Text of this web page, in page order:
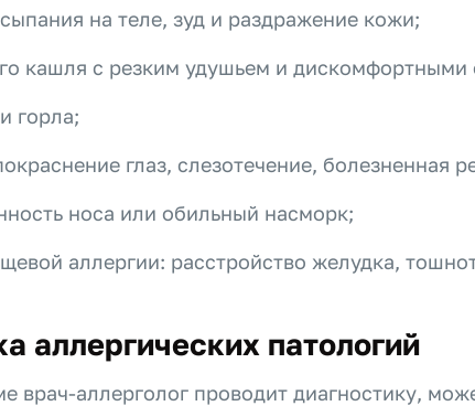
на теле, зуд и раздражение кожи;
кашля с резким удушьем и
горла;
глаз, слезотечение, болезненная
носа или обильный насморк;
аллергии: расстройство желудка,
аллергических патологий
врач-аллерголог проводит диагностику,